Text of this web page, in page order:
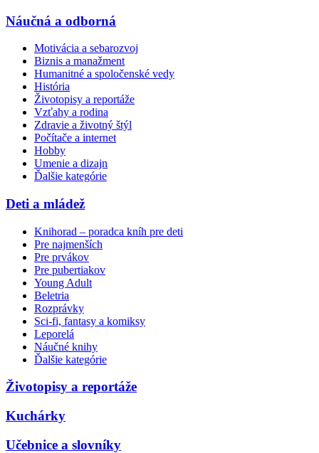
Náučná a odborná
Motivácia a sebarozvoj
Biznis a manažment
Humanitné a spoločenské vedy
História
Životopisy a reportáže
Vzťahy a rodina
Zdravie a životný štýl
Počítače a internet
Hobby
Umenie a dizajn
Ďalšie kategórie
Deti a mládež
Knihorad – poradca kníh pre deti
Pre najmenších
Pre prvákov
Pre pubertiakov
Young Adult
Beletria
Rozprávky
Sci-fi, fantasy a komiksy
Leporelá
Náučné knihy
Ďalšie kategórie
Životopisy a reportáže
Kuchárky
Učebnice a slovníky